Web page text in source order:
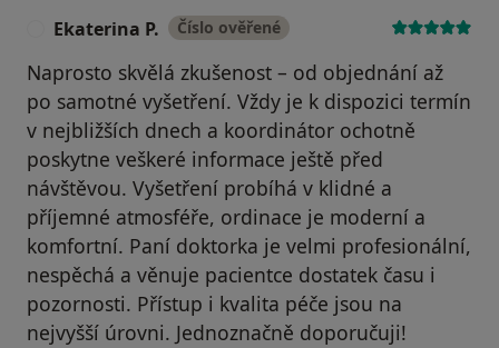
Ekaterina P. Číslo ověřené
Naprosto skvělá zkušenost – od objednání až
po samotné vyšetření. Vždy je k dispozici termín
v nejbližších dnech a koordinátor ochotně
poskytne veškeré informace ještě před
návštěvou. Vyšetření probíhá v klidné a
příjemné atmosféře, ordinace je moderní a
komfortní. Paní doktorka je velmi profesionální,
nespěchá a věnuje pacientce dostatek času i
pozornosti. Přístup i kvalita péče jsou na
nejvyšší úrovni. Jednoznačně doporučuji!